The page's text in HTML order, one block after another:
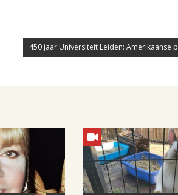
450 jaar Universiteit Leiden: Amerikaanse